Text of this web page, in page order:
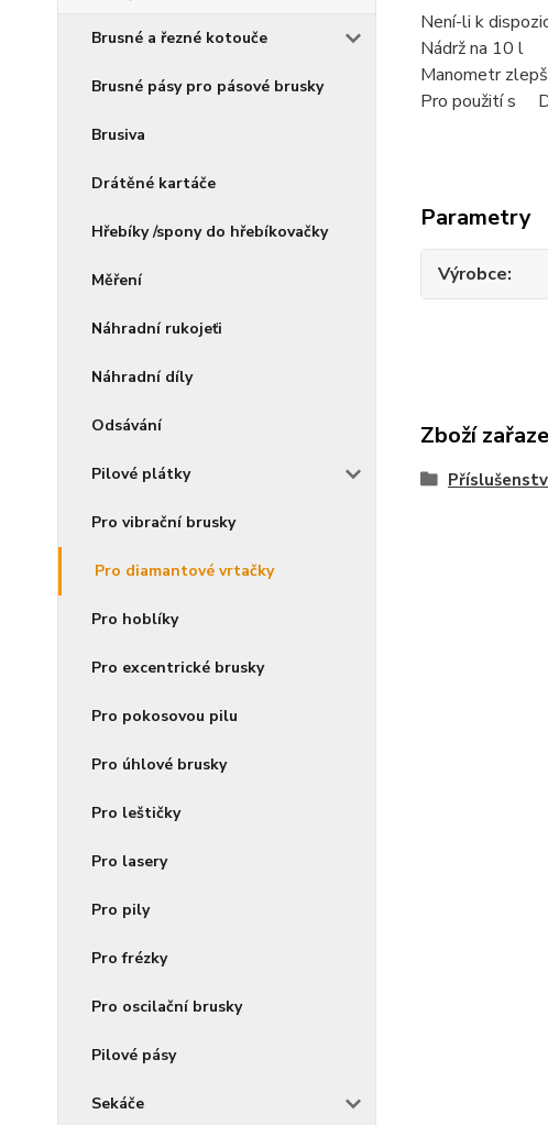
Brusné a řezné kotouče
Brusné pásy pro pásové brusky
Brusiva
Drátěné kartáče
Hřebíky /spony do hřebíkovačky
Měření
Náhradní rukojeťi
Náhradní díly
Odsávání
Pilové plátky
Pro vibrační brusky
Pro diamantové vrtačky
Pro hoblíky
Pro excentrické brusky
Pro pokosovou pilu
Pro úhlové brusky
Pro leštičky
Pro lasery
Pro pily
Pro frézky
Pro oscilační brusky
Pilové pásy
Sekáče
Není-li k
Nádrž na 10 l
Manometr
Pro použití s
Parametry
Výrobce
Zboží